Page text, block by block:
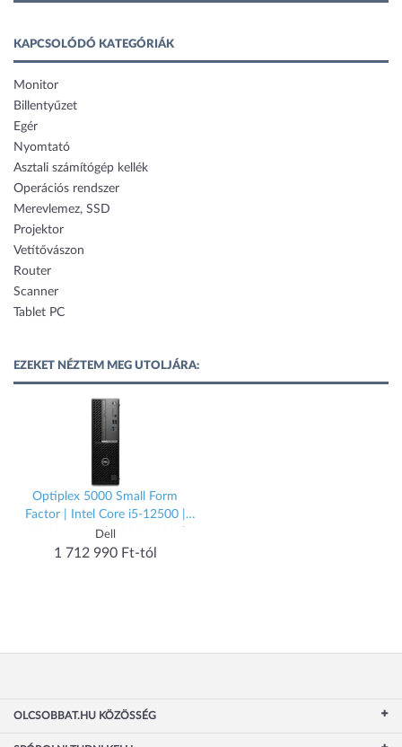
KAPCSOLÓDÓ KATEGÓRIÁK
Monitor
Billentyűzet
Egér
Nyomtató
Asztali számítógép kellék
Operációs rendszer
Merevlemez, SSD
Projektor
Vetítővászon
Router
Scanner
Tablet PC
EZEKET NÉZTEM MEG UTOLJÁRA:
Optiplex 5000 Small Form
Factor | Intel Core i5-12500 |
128GB DDR4 | 500GB SSD |
1000GB HDD | Intel UHD
Dell
1 712 990 Ft-tól
OLCSOBBAT.HU KÖZÖSSÉG